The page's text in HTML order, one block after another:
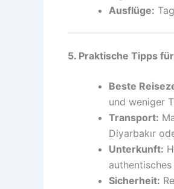
Ausflüge:
5. Praktische Tipps
Beste
und weniger
Transport:
Diyarbakır
Unterkunft:
authentisches
Sicherheit: